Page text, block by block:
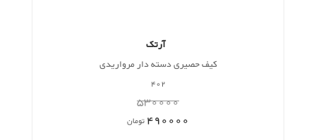
آرتک
کیف حصیری دسته دار مرواریدی
402
530000
490000تومان